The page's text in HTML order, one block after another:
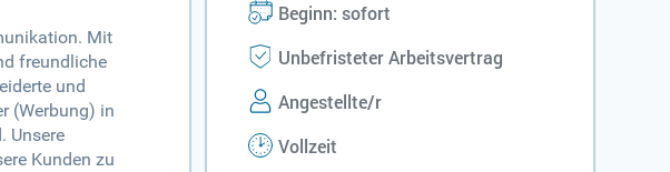
Mit
freundliche
und
(Werbung) in
Unsere
Kunden zu
Beginn: sofort
Unbefristeter Arbeitsvertrag
Angestellte/r
Vollzeit